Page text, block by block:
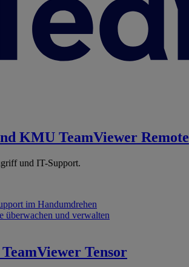
KMU TeamViewer Remote
und IT-Support.
im Handumdrehen
überwachen und verwalten
TeamViewer Tensor